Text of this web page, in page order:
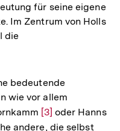
für seine eigene
Im Zentrum von Holls
die
bedeutende
wie vor allem
Zur
Auflösung
[3] oder Hanns
andere, die selbst